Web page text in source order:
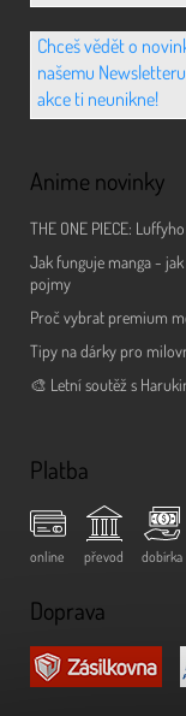
Chceš vědět o
našemu
akce ti neunikne!
Anime novinky
THE ONE PIECE:
Jak funguje manga -
pojmy
Proč vybrat premium
Tipy na dárky pro
🎨 Letní soutěž s
Platba
online převod dobírka
Doprava